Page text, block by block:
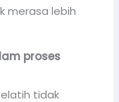
merasa lebih
proses
tidak